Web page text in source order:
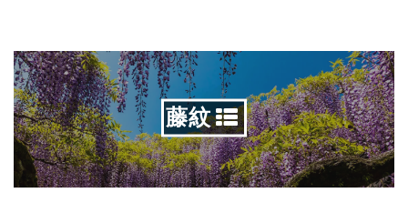
藤紋